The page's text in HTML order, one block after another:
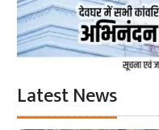
Latest News